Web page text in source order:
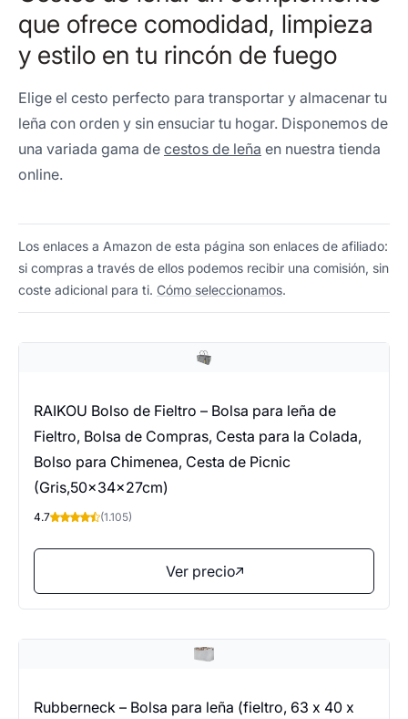
que ofrece comodidad, limpieza
y estilo en tu rincón de fuego
Elige el cesto perfecto para transportar y almacenar tu
leña con orden y sin ensuciar tu hogar. Disponemos de
una variada gama de cestos de leña en nuestra tienda
online.
Los enlaces a Amazon de esta página son enlaces de afiliado:
si compras a través de ellos podemos recibir una comisión, sin
coste adicional para ti. Cómo seleccionamos.
RAIKOU Bolso de Fieltro – Bolsa para leña de
Fieltro, Bolsa de Compras, Cesta para la Colada,
Bolso para Chimenea, Cesta de Picnic
(Gris,50x34x27cm)
4.7 (1.105)
Ver precio
Rubberneck – Bolsa para leña (fieltro, 63 x 40 x